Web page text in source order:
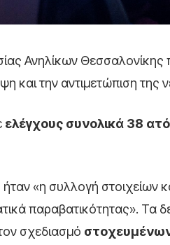
Ανηλίκων
την αντιμετώπιση της
ελέγχους συνολικά 38
«η συλλογή στοιχείων
παραβατικότητας». Τα
σχεδιασμό